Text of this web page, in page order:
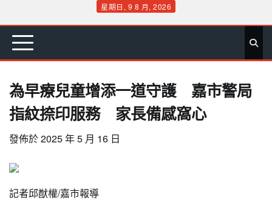
content
星期日, 9 8 月, 2026
首 要 娛 生 社 文 公 運 旅 政 地 專
為早療兒童增添一道守護 嘉市警局
指紋捺印服務 家長備感窩心
發佈於2025 年 5 月 16 日
記者邱猷權/嘉市報導